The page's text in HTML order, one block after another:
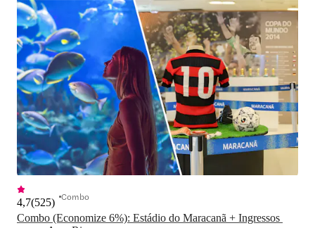
Combo (Economize 6%): Estádio do Maracanã + Ingressos
4,7(525) Combo